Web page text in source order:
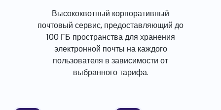
Высококвотный корпоративный
почтовый сервис, предоставляющий до
100 ГБ пространства для хранения
электронной почты на каждого
пользователя в зависимости от
выбранного тарифа.